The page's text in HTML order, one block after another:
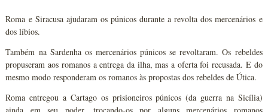
Roma e Siracusa ajudaram os púnicos durante a revolta dos mercenários e
dos líbios.
Também na Sardenha os mercenários púnicos se revoltaram. Os rebeldes
propuseram aos romanos a entrega da ilha, mas a oferta foi recusada. E do
mesmo modo responderam os romanos às propostas dos rebeldes de Útica.
Roma entregou a Cartago os prisioneiros púnicos (da guerra na Sicília)